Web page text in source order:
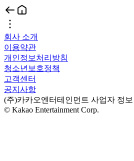
회사 소개
이용약관
개인정보처리방침
청소년보호정책
고객센터
공지사항
(주)카카오엔터테인먼트 사업자 정보
© Kakao Entertainment Corp.